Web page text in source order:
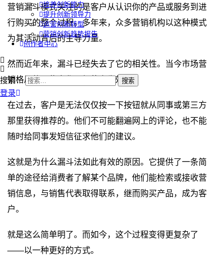
培养创新能力
提升创新领导力
运营创新转型
营销创新趋势报告
创作者中心
搜索：
登录
营销漏斗模式关注的是客户从认识你的产品或服务到进
行购买的整个过程。多年来，众多营销机构以这种模式
为其活动背后的主导力量。
然而近年来，漏斗已经失去了它的相关性。当今市场营
销格局的一些变化已经使它失效。
在过去，客户是无法仅仅按一下按钮就从同事或第三方
那里获得推荐的。他们不可能翻遍网上的评论，也不能
随时给同事发短信征求他们的建议。
这就是为什么漏斗法如此有效的原因。它提供了一条简
单的途径给消费者了解某个品牌，他们能检索或接收营
销信息，与销售代表取得联系，继而购买产品，成为客
户。
就是这么简单明了。而如今，这个过程变得更复杂了
——以一种更好的方式。